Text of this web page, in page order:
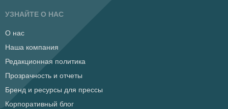
УЗНАЙТЕ О НАС
О нас
Наша компания
Редакционная политика
Прозрачность и отчеты
Бренд и ресурсы для прессы
Корпоративный блог